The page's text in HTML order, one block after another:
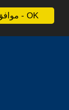
موافق - OK